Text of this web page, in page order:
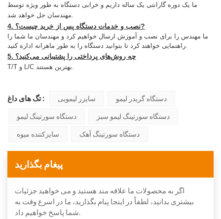
ما یک دوره گارانتی یک ساله داریم و خرابی دستگاه به طور ویژه توسط
مهندسان حل خواهد شد.
4. نصب و خدمات دستگاه پس از خرید چیست؟?
ما مهندس را برای نصب و آموزش ارسال خواهیم کرد و مهندسان ما شما را
راهنمایی خواهند کرد تا بتوانید دستگاه را به طور ماهرانه اداره کنید.
5. چه روش‌های پرداختی را پشتیبانی می‌کنید؟
T/T و L/C بهترین هستند.
تگ های داغ : سایزر لیمویی دستگاه گریدر لیمو
دستگاه سورتینگ لیمو دستگاه سورتینگ لیمو سبز
سایزکننده میوه دستگاه سورتینگ آهک
پیغام بگذارید
اگر به محصولات ما علاقه مند هستید و می خواهید جزئیات
بیشتری بدانید، لطفاً در اینجا پیام بگذارید، ما در اسرع وقت به